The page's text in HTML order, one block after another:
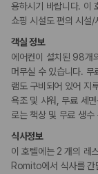
비즈니스
연회장
장애인 편의시설
휠체어로 이용
휠체어로 이용
흡연 시설
용하시기 바랍니다. 이
쇼핑 시설도 편의 시설/
객실 정보
에어컨이 설치된 98개
머무실 수 있습니다.
램도 구비되어 있어 지
욕조 및 샤워, 무료 세
로는 책상 및 무료 생수
식사정보
이 호텔에는 2 개의 레
Romito에서 식사를 간